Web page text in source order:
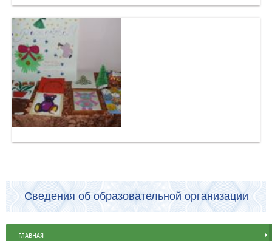
Сведения об образовательной организации
ГЛАВНАЯ